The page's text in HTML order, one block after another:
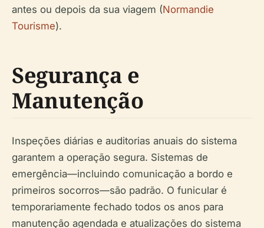
antes ou depois da sua viagem (Normandie
Tourisme).
Segurança e
Manutenção
Inspeções diárias e auditorias anuais do sistema
garantem a operação segura. Sistemas de
emergência—incluindo comunicação a bordo e
primeiros socorros—são padrão. O funicular é
temporariamente fechado todos os anos para
manutenção agendada e atualizações do sistema